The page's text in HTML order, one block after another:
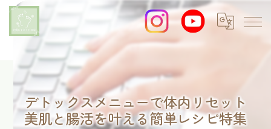
デトックスメニューで体内リセット
美肌と腸活を叶える簡単レシピ特集